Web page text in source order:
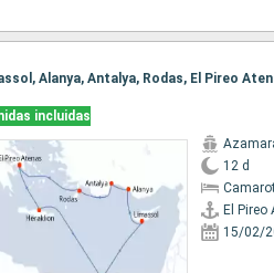
Alanya, Antalya, Rodas, El Pireo
incluidas
12 d
El Pireo
15/02/